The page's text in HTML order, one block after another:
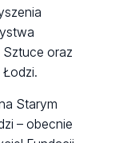
Sztuce oraz
Starym
– obecnie